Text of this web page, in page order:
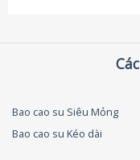
Bao cao su Siêu Mỏng
Bao cao su Kéo dài